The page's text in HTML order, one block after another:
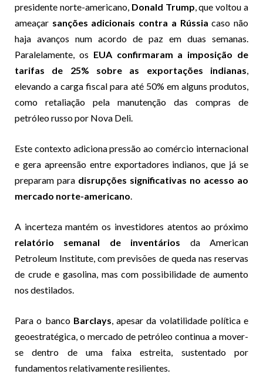
presidente norte-americano, Donald Trump, que voltou a
ameaçar sanções adicionais contra a Rússia caso não
haja avanços num acordo de paz em duas semanas.
Paralelamente, os EUA confirmaram a imposição de
tarifas de 25% sobre as exportações indianas,
elevando a carga fiscal para até 50% em alguns produtos,
como retaliação pela manutenção das compras de
petróleo russo por Nova Deli.
Este contexto adiciona pressão ao comércio internacional
e gera apreensão entre exportadores indianos, que já se
preparam para disrupções significativas no acesso ao
mercado norte-americano.
A incerteza mantém os investidores atentos ao próximo
relatório semanal de inventários da American
Petroleum Institute, com previsões de queda nas reservas
de crude e gasolina, mas com possibilidade de aumento
nos destilados.
Para o banco Barclays, apesar da volatilidade política e
geoestratégica, o mercado de petróleo continua a mover-
se dentro de uma faixa estreita, sustentado por
fundamentos relativamente resilientes.